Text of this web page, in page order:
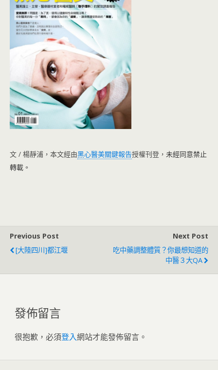
文 ∕ 楊靜浦，本文經由黑心醫美關鍵報告授權刊登， 未經同意禁止
轉載。
Previous Post
[大陸四川]都江堰
Next Post
吃中藥調整體質？你最想知道的
中醫３大QA
發佈留言
很抱歉，必須登入網站才能發佈留言。